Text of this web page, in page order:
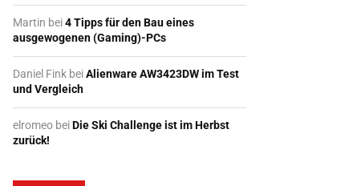
Martin bei4 Tipps für den Bau eines
ausgewogenen (Gaming)-PCs
Daniel Fink beiAlienware AW3423DW im Test
und Vergleich
elromeo beiDie Ski Challenge ist im Herbst
zurück!